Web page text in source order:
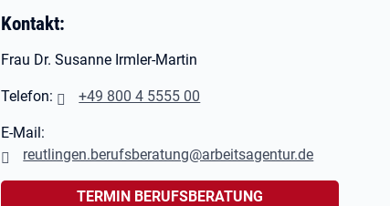
Kontakt:
Frau Dr. Susanne Irmler-Martin
Telefon: +49 800 4 5555 00
E-Mail:
reutlingen.berufsberatung@arbeitsagentur.de
TERMIN BERUFSBERATUNG